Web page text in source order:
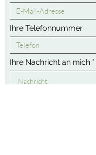
Ihre Telefonnummer
Ihre Nachricht an mich